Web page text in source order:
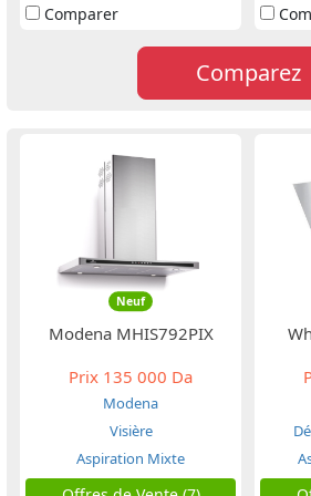
Comparer
Comparez
Neuf
Modena MHIS792PIX
Prix 135 000 Da
Modena
Visière
Aspiration Mixte